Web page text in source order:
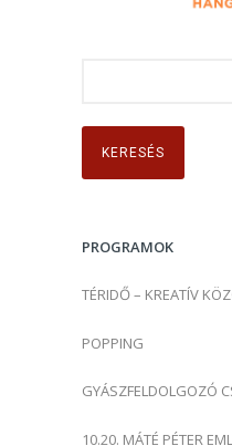
r
s
:PROGRAMOK
TÉRIDŐ – KREATÍV
POPPING
GYÁSZFELDOLGOZÓ
10.20. MÁTÉ PÉTER